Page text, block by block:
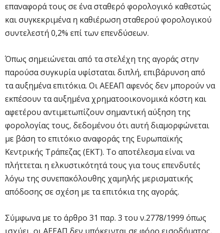
επαναφορά τους σε ένα σταθερό φορολογικό καθεστώς
και συγκεκριμένα η καθιέρωση σταθερού φορολογικού
συντελεστή 0,2% επί των επενδύσεων.
Όπως σημειώνεται από τα στελέχη της αγοράς στην
παρούσα συγκυρία υφίσταται διπλή, επιβάρυνση από
τα αυξημένα επιτόκια. Οι ΑΕΕΑΠ αφενός δεν μπορούν να
εκπέσουν τα αυξημένα χρηματοοικονομικά κόστη και
αφετέρου αντιμετωπίζουν σημαντική αύξηση της
φορολογίας τους, δεδομένου ότι αυτή διαμορφώνεται
με βάση το επιτόκιο αναφοράς της Ευρωπαϊκής
Κεντρικής Τράπεζας (ΕΚΤ). Το αποτέλεσμα είναι να
πλήττεται η ελκυστικότητά τους για τους επενδυτές
λόγω της συνεπακόλουθης χαμηλής μερισματικής
απόδοσης σε σχέση με τα επιτόκια της αγοράς.
Σύμφωνα με το άρθρο 31 παρ. 3 του ν.2778/1999 όπως